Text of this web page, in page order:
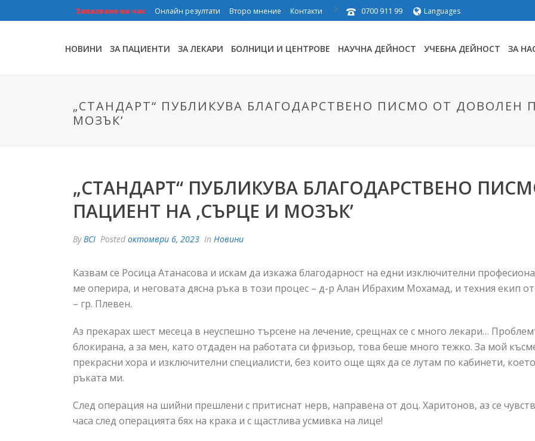
Запазване на час Онлайн резултати Второ мнение Контакти 0700 911 99 Languages
НОВИНИ ЗА ПАЦИЕНТИ ЗА ЛЕКАРИ БОЛНИЦИ И ЦЕНТРОВЕ НАУЧНА ДЕЙНОСТ УЧЕБНА ДЕЙНОСТ ЗА
„СТАНДАРТ“ ПУБЛИКУВА БЛАГОДАРСТВЕНО ПИСМО ОТ ДОВОЛЕН
МОЗЪК’
„СТАНДАРТ“ ПУБЛИКУВА БЛАГОДАРСТВЕНО
ПАЦИЕНТ НА ,СЪРЦЕ И МОЗЪК’
ByBCI Posted октомври 6, 2023 In Новини
Казвам се Росица Атанасова и искам да изкажа благодарност на едни изключителни
ме оперира, и негoвата дяснa ръка в този процес – д-р Алан Ибрахим Мохамад, и техния екип
– гр. Плевен.
Аз прекарах шест месеца в неуспешно търсене на лечение, срещнах се с много лекари…
блокирана, а за мен, като отдаден на работата си фризьор, това беше много тежко. За мой
прекрасни хора и изключителни специалисти, без които още щях да се лутам по кабинети,
ръката ми.
След операция на шийни прешлени с притиснат нерв, направена от доц. Харитонов, аз се
часа след операцията бях на крака и с щастлива усмивка на лице!